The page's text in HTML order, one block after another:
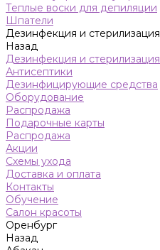
Теплые воски для депиляции
Шпатели
Дезинфекция и стерилизация
Назад
Дезинфекция и стерилизация
Антисептики
Дезинфицирующие средства
Оборудование
Распродажа
Подарочные карты
Распродажа
Акции
Схемы ухода
Доставка и оплата
Контакты
Обучение
Салон красоты
Оренбург
Назад